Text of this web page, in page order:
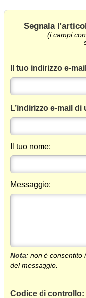
Segnala
(i campi
Il tuo indirizzo e-
L’indirizzo e-mail
Il tuo nome:
Messaggio:
Nota: non è consentito
del messaggio.
Codice di controllo: